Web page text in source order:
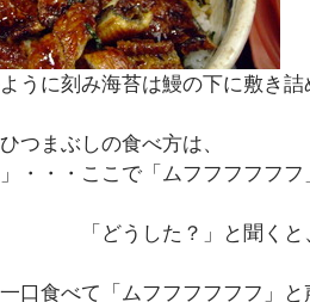
うに刻み海苔は鰻の下に敷き
つまぶしの食べ方は、
」・・・ここで「ムフフフフフ
た？」と聞くと、「
口食べて「ムフフフフフフ」